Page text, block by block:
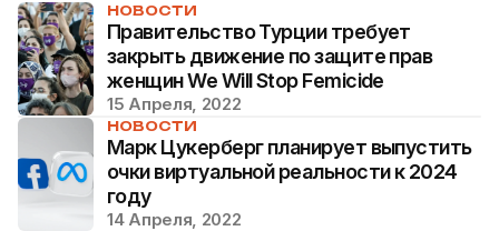
НОВОСТИ
Правительство Турции требует
закрыть движение по защите прав
женщин We Will Stop Femicide
15 Апреля, 2022
НОВОСТИ
Марк Цукерберг планирует выпустить
очки виртуальной реальности к 2024
году
14 Апреля, 2022